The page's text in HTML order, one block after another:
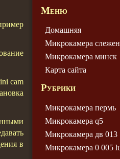
cam
в
Меню
Домашняя
Микрокамера
Микрокамера минск
Карта сайта
Рубрики
Микрокамера пермь
Микрокамера q5
Микрокамера дв 013
Микрокамера 0 005